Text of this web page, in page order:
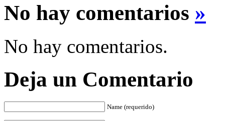
No hay comentarios »
No hay comentarios.
Deja un Comentario
Name (requerido)